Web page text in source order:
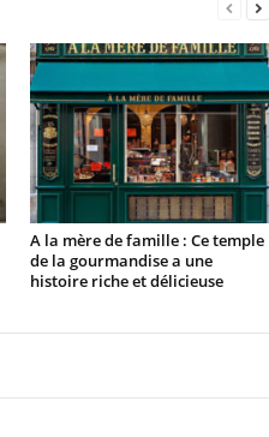
A la mère de famille : Ce temple
de la gourmandise a une
histoire riche et délicieuse